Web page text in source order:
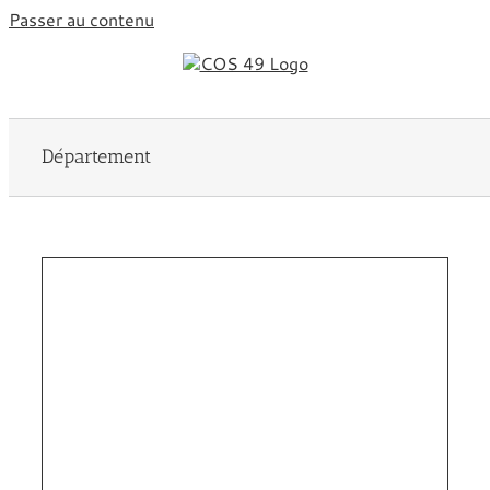
Passer au contenu
Département